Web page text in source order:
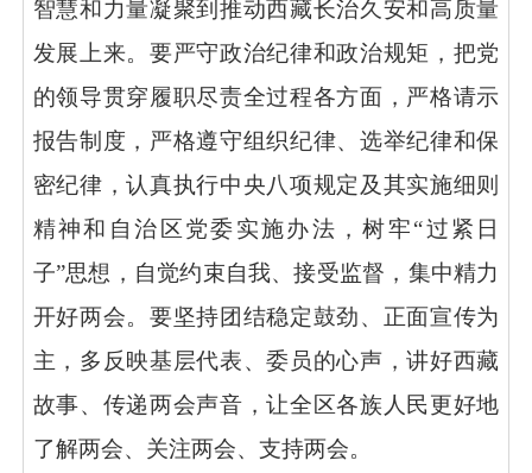
智慧和力量凝聚到推动西藏长治久安和高质量
发展上来。要严守政治纪律和政治规矩， 把党
的领导贯穿履职尽责全过程各方面，严格请示
报告制度，严格遵守组织纪律、选举纪律和保
密纪律，认真执行中央八项规定及其实施细则
精神和自治区党委实施办法，树牢“过紧日
子”思想，自觉约束自我、接受监督，集中精力
开好两会。要坚持团结稳定鼓劲、正面宣传为
主， 多反映基层代表、委员的心声，讲好西藏
故事、传递两会声音，让全区各族人民更好地
了解两会、关注两会、支持两会。